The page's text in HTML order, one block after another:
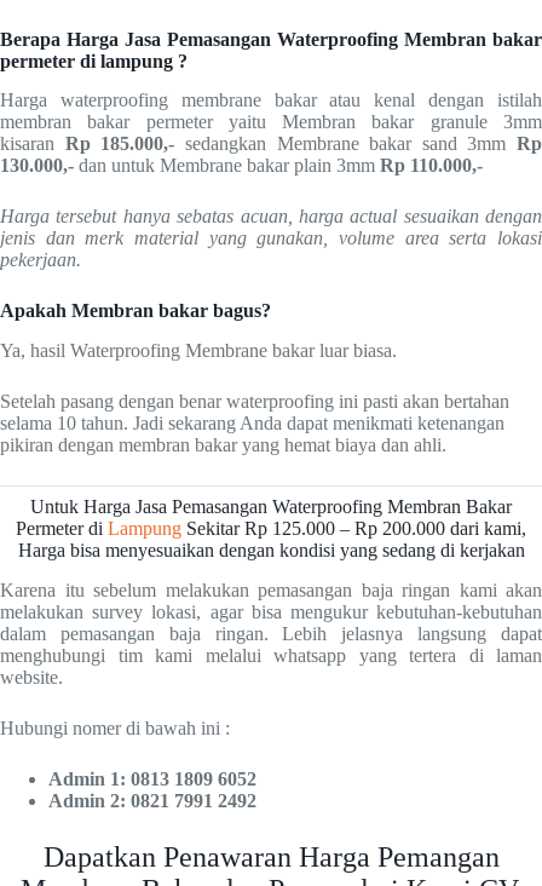
Berapa Harga Jasa Pemasangan Waterproofing Membran bakar
permeter di lampung ?
Harga waterproofing membrane bakar atau kenal dengan istilah
membran bakar permeter yaitu Membran bakar granule 3mm
kisaran Rp 185.000,- sedangkan Membrane bakar sand 3mm Rp
130.000,- dan untuk Membrane bakar plain 3mm Rp 110.000,-
Harga tersebut hanya sebatas acuan, harga actual sesuaikan dengan
jenis dan merk material yang gunakan, volume area serta lokasi
pekerjaan.
Apakah Membran bakar bagus?
Ya, hasil Waterproofing Membrane bakar luar biasa.
Setelah pasang dengan benar waterproofing ini pasti akan bertahan
selama 10 tahun. Jadi sekarang Anda dapat menikmati ketenangan
pikiran dengan membran bakar yang hemat biaya dan ahli.
Untuk Harga Jasa Pemasangan Waterproofing Membran Bakar
Permeter di Lampung Sekitar Rp 125.000 – Rp 200.000 dari kami,
Harga bisa menyesuaikan dengan kondisi yang sedang di kerjakan
Karena itu sebelum melakukan pemasangan baja ringan kami akan
melakukan survey lokasi, agar bisa mengukur kebutuhan-kebutuhan
dalam pemasangan baja ringan. Lebih jelasnya langsung dapat
menghubungi tim kami melalui whatsapp yang tertera di laman
website.
Hubungi nomer di bawah ini :
Admin 1: 0813 1809 6052
Admin 2: 0821 7991 2492
Dapatkan Penawaran Harga Pemangan